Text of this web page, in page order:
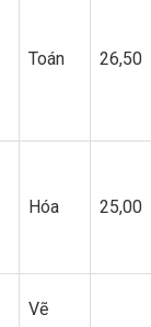
Toán 26,50
Hóa 25,00
Vẽ